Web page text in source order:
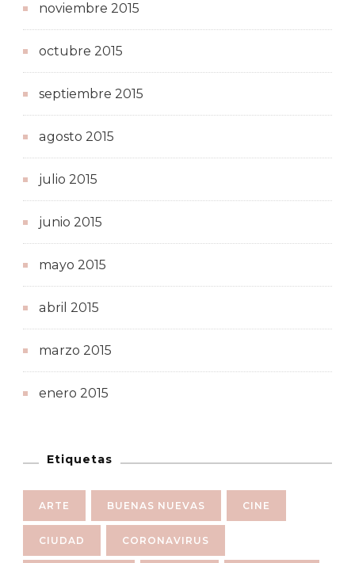
noviembre 2015
octubre 2015
septiembre 2015
agosto 2015
julio 2015
junio 2015
mayo 2015
abril 2015
marzo 2015
enero 2015
Etiquetas
ARTE BUENAS NUEVAS CINE
CIUDAD CORONAVIRUS